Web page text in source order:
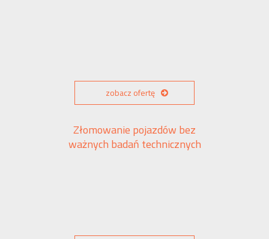
zobacz ofertę
Złomowanie pojazdów bez
ważnych badań technicznych